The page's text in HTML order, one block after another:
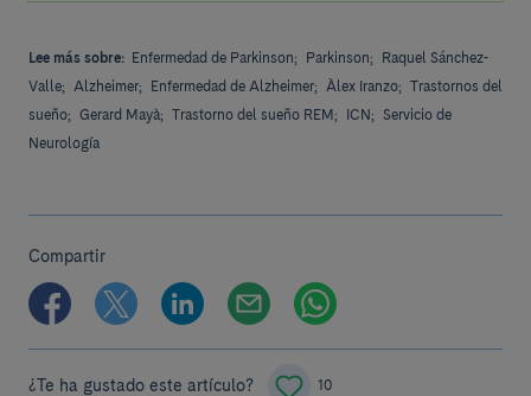
Lee más sobre: Enfermedad de Parkinson; Parkinson;
Raquel Sánchez-
Valle; Alzheimer; Enfermedad de Alzheimer; Àlex Iranzo; Trastornos del
sueño; Gerard Mayà; Trastorno del sueño REM; ICN;
Servicio de
Neurología
Compartir
¿Te ha gustado este artículo? 10